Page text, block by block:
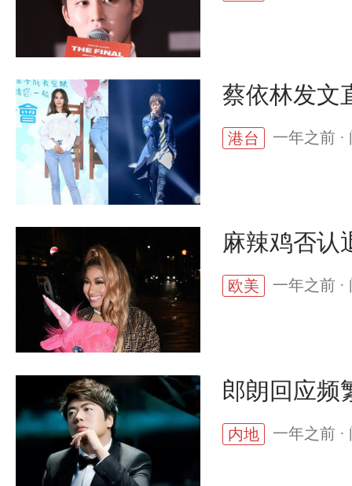
蔡依林发文
港台 一年之前 ·
麻辣鸡否认
欧美 一年之前 ·
郎朗回应频
内地 一年之前 ·